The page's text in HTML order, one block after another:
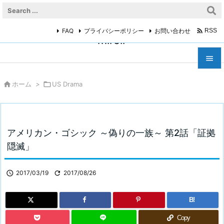
miroir




検索
FAQ プライバシーポリシー お問い合わせ  RSS
 ホーム > US Drama
アメリカン・ゴシック ～偽りの一族～ 第2話「証拠
隠滅」
 2017/03/19  2017/08/26
B!
Copy